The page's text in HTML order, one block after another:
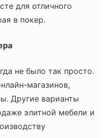
для отличного
в покер.
не было так просто.
магазинов,
Другие варианты
элитной мебели и